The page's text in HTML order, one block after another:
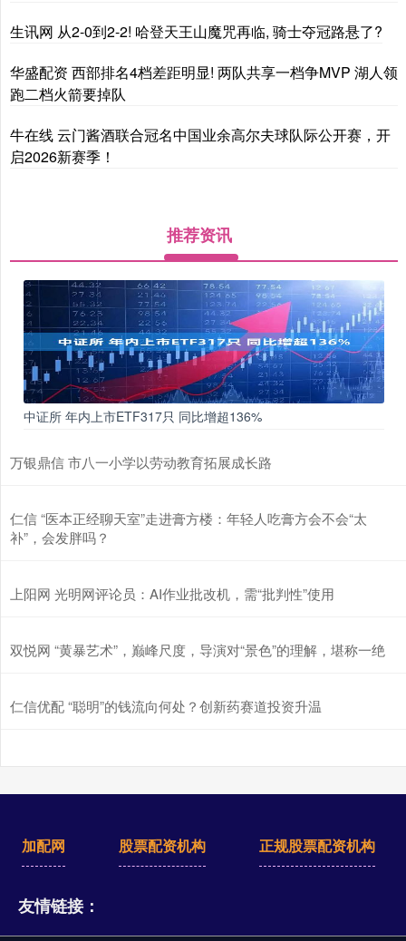
生讯网 从2-0到2-2! 哈登天王山魔咒再临, 骑士夺冠路悬了?
华盛配资 西部排名4档差距明显! 两队共享一档争MVP 湖人领
跑二档火箭要掉队
牛在线 云门酱酒联合冠名中国业余高尔夫球队际公开赛，开
启2026新赛季！
推荐资讯
中证所 年内上市ETF317只 同比增超136%
万银鼎信 市八一小学以劳动教育拓展成长路
仁信 “医本正经聊天室”走进膏方楼：年轻人吃膏方会不会“太
补”，会发胖吗？
上阳网 光明网评论员：AI作业批改机，需“批判性”使用
双悦网 “黄暴艺术”，巅峰尺度，导演对“景色”的理解，堪称一绝
仁信优配 “聪明”的钱流向何处？创新药赛道投资升温
加配网 股票配资机构 正规股票配资机构
友情链接：